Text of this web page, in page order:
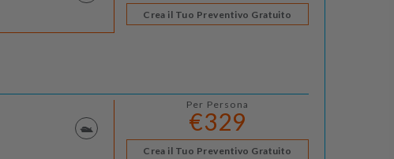
Crea il Tuo Preventivo Gratuito
Per Persona
€329
Crea il Tuo Preventivo Gratuito